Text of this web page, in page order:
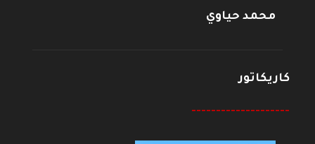
محمد حياوي
كاريكاتور
--------------------